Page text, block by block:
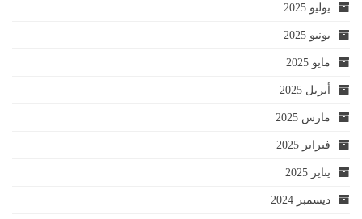
يوليو 2025
يونيو 2025
مايو 2025
أبريل 2025
مارس 2025
فبراير 2025
يناير 2025
ديسمبر 2024